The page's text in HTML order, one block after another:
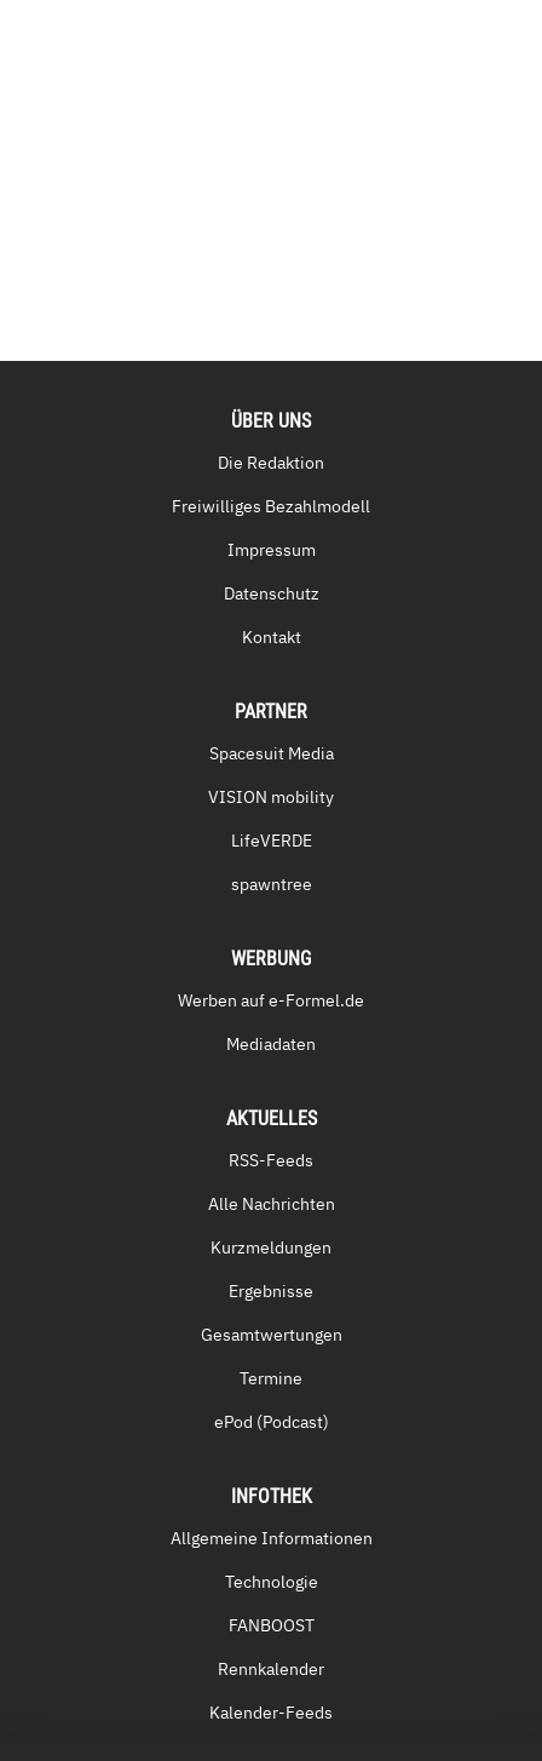
ÜBER UNS
Die Redaktion
Freiwilliges Bezahlmodell
Impressum
Datenschutz
Kontakt
PARTNER
Spacesuit Media
VISION mobility
LifeVERDE
spawntree
WERBUNG
Werben auf e-Formel.de
Mediadaten
AKTUELLES
RSS-Feeds
Alle Nachrichten
Kurzmeldungen
Ergebnisse
Gesamtwertungen
Termine
ePod (Podcast)
INFOTHEK
Allgemeine Informationen
Technologie
FANBOOST
Rennkalender
Kalender-Feeds